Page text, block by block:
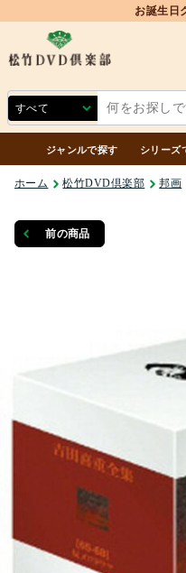
ジャンルで探す シリーズ
ホーム 松竹DVD倶楽部 邦画
前の商品